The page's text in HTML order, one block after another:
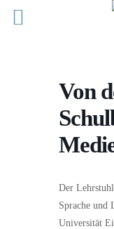
Von
Der
Sprache und
Universität